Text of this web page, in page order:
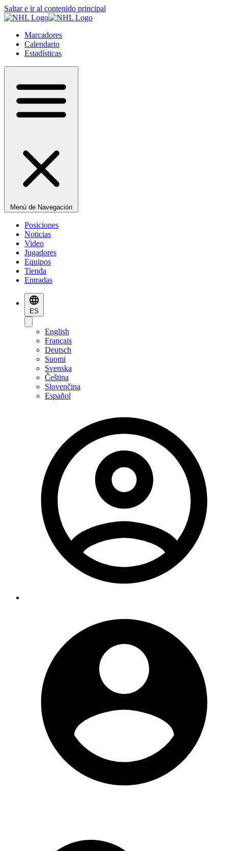
Saltar e ir al contenido principal
Marcadores
Calendario
Estadísticas
Menú de Navegación
Posiciones
Noticias
Video
Jugadores
Equipos
Tienda
Entradas
ES
English
Français
Deutsch
Suomi
Svenska
Čeština
Slovenčina
Español